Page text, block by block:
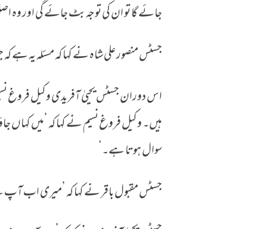
جائے گا تو ان کی توجہ بٹ جائے گی اور
جسٹس منصور علی شاہ نے کہا کہ مسئلہ یہ ہے
اس دوران جسٹس یحییٰ آفریدی وکیل فروغ
ہیں۔ وکیل فروغ نسیم نے کہا کہ ’میں کہاں
سوال ہوتا ہے۔‘
جسٹس مقبول باقر نے کہا کہ ’میری اب آپ